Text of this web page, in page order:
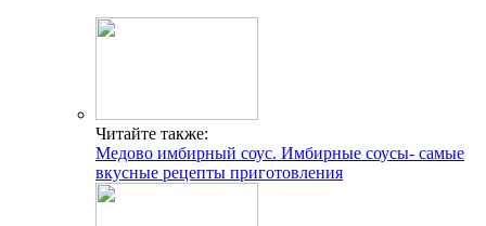
Читайте также:
Медово имбирный соус. Имбирные соусы- самые
вкусные рецепты приготовления